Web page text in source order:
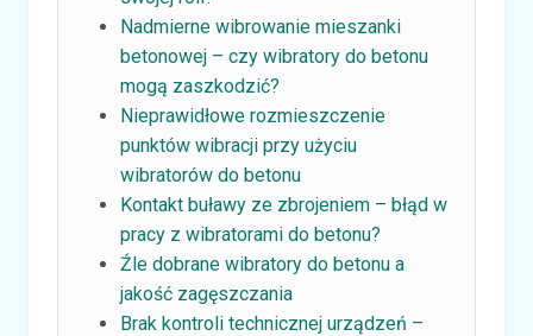
Nadmierne wibrowanie mieszanki
betonowej – czy wibratory do betonu
mogą zaszkodzić?
Nieprawidłowe rozmieszczenie
punktów wibracji przy użyciu
wibratorów do betonu
Kontakt buławy ze zbrojeniem – błąd w
pracy z wibratorami do betonu?
Źle dobrane wibratory do betonu a
jakość zagęszczania
Brak kontroli technicznej urządzeń –